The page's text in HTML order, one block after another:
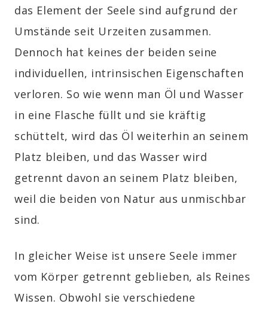
das Element der Seele sind aufgrund der
Umstände seit Urzeiten zusammen.
Dennoch hat keines der beiden seine
individuellen, intrinsischen Eigenschaften
verloren. So wie wenn man Öl und Wasser
in eine Flasche füllt und sie kräftig
schüttelt, wird das Öl weiterhin an seinem
Platz bleiben, und das Wasser wird
getrennt davon an seinem Platz bleiben,
weil die beiden von Natur aus unmischbar
sind.
In gleicher Weise ist unsere Seele immer
vom Körper getrennt geblieben, als Reines
Wissen. Obwohl sie verschiedene